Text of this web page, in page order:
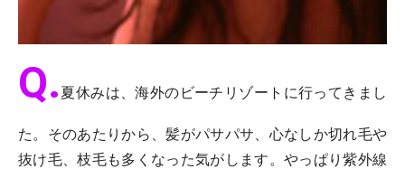
Q. 夏休みは、海外のビーチリゾートに行ってきまし
た。そのあたりから、髪がパサパサ、心なしか切れ毛や
抜け毛、枝毛も多くなった気がします。やっぱり紫外線